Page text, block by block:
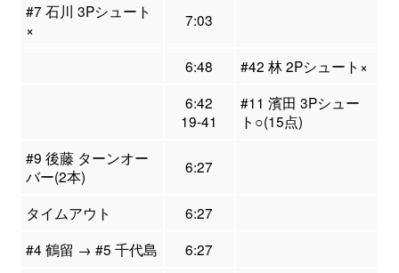
#7 石川 3Pシュート
×
7:03
6:48
#42 林 2Pシュート×
6:42
19-41
#11 濱田 3Pシュー
ト○(15点)
#9 後藤 ターンオー
バー(2本)
6:27
タイムアウト
6:27
#4 鶴留 → #5 千代島
6:27